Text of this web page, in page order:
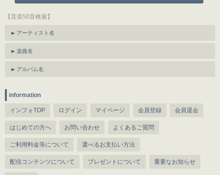
【音楽50音検索】
アーティスト名
楽曲名
アルバム名
information
インフォTOP ログイン マイページ 会員登録 会員退会
はじめての方へ お問い合わせ よくあるご質問
ご利用料金等について 選べるお支払い方法
配信コンテンツについて プレゼントについて 重要なお知らせ